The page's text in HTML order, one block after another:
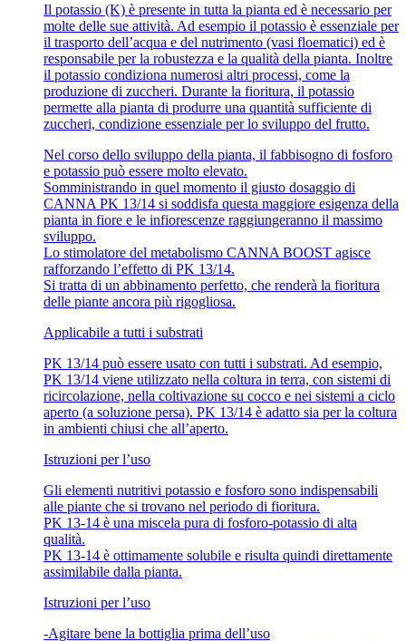
Il potassio (K) è presente in tutta la pianta ed è necessario per
molte delle sue attività. Ad esempio il potassio è essenziale per
il trasporto dell’acqua e del nutrimento (vasi floematici) ed è
responsabile per la robustezza e la qualità della pianta. Inoltre
il potassio condiziona numerosi altri processi, come la
produzione di zuccheri. Durante la fioritura, il potassio
permette alla pianta di produrre una quantità sufficiente di
zuccheri, condizione essenziale per lo sviluppo del frutto.
Nel corso dello sviluppo della pianta, il fabbisogno di fosforo
e potassio può essere molto elevato.
Somministrando in quel momento il giusto dosaggio di
CANNA PK 13/14 si soddisfa questa maggiore esigenza della
pianta in fiore e le infiorescenze raggiungeranno il massimo
sviluppo.
Lo stimolatore del metabolismo CANNA BOOST agisce
rafforzando l’effetto di PK 13/14.
Si tratta di un abbinamento perfetto, che renderà la fioritura
delle piante ancora più rigogliosa.
Applicabile a tutti i substrati
PK 13/14 può essere usato con tutti i substrati. Ad esempio,
PK 13/14 viene utilizzato nella coltura in terra, con sistemi di
ricircolazione, nella coltivazione su cocco e nei sistemi a ciclo
aperto (a soluzione persa). PK 13/14 è adatto sia per la coltura
in ambienti chiusi che all’aperto.
Istruzioni per l’uso
Gli elementi nutritivi potassio e fosforo sono indispensabili
alle piante che si trovano nel periodo di fioritura.
PK 13-14 è una miscela pura di fosforo-potassio di alta
qualità.
PK 13-14 è ottimamente solubile e risulta quindi direttamente
assimilabile dalla pianta.
Istruzioni per l’uso
-Agitare bene la bottiglia prima dell’uso